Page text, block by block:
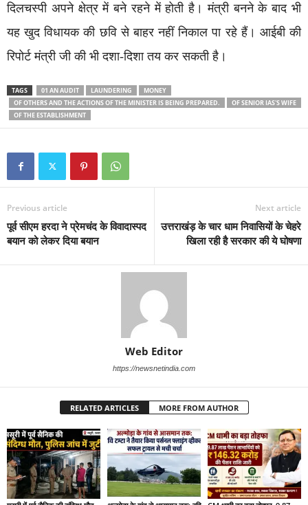
दिलचस्पी अपने क्षेत्र में बने रहने में होती है। मंत्री बनने के बाद भी
यह खुद विधायक की छवि से बाहर नहीं निकाल पा रहे हैं। आईबी की
रिपोर्ट मंत्री जी की भी दशा-दिशा तय कर सकती है।
TAGS 01 AN AUDIT LAUNDERING
MONEY
OF OTHERS AND THE ACTIONS OF THE MINISTER IS BEING PREPARED.
OF SENIOR IAS'S WIFE
OF THE ESTABLISHMENT
Previous article
पूर्व सीएम हरदा ने प्रेमचंद के विवादास्पद
बयान को लेकर दिया बयान
Next article
उत्तराखंड़ के चार धाम निवासियों के चेहरे
खिला रही है सरकार की ये घोषणा
Web Editor
https://newsnetindia.com
RELATED ARTICLES MORE FROM AUTHOR